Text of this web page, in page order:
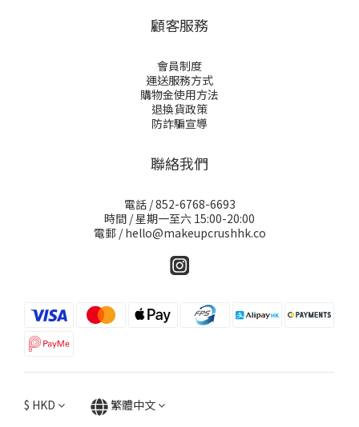
顧客服務
會員制度
運送服務方式
購物金使用方法
退換貨政策
防詐騙宣導
聯絡我們
電話 / 852-6768-6693
時間 / 星期一至六 15:00-20:00
電郵 / hello@makeupcrushhk.co
$ HKD 繁體中文